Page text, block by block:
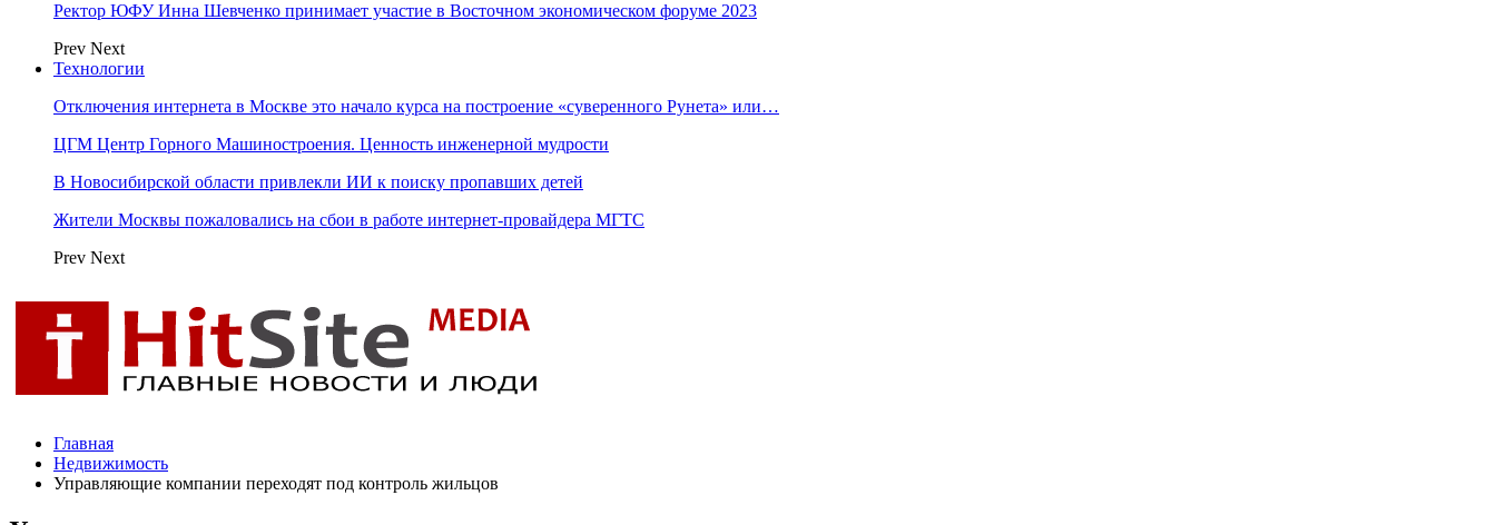
Ректор ЮФУ Инна Шевченко принимает участие в Восточном экономическом форуме 2023
Prev Next
Технологии
Отключения интернета в Москве это начало курса на построение «суверенного Рунета» или…
ЦГМ Центр Горного Машиностроения. Ценность инженерной мудрости
В Новосибирской области привлекли ИИ к поиску пропавших детей
Жители Москвы пожаловались на сбои в работе интернет-провайдера МГТС
Prev Next
Главная
Недвижимость
Управляющие компании переходят под контроль жильцов